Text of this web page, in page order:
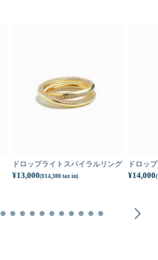
ドロップライトスパイラルリング
¥13,000(¥14,300 tax in)
ドロッ
¥14,000